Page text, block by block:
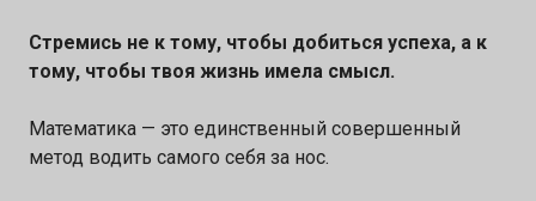
Стремись не к тому, чтобы добиться успеха, а к
тому, чтобы твоя жизнь имела смысл.
Математика — это единственный совершенный
метод водить самого себя за нос.